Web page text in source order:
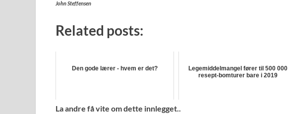
John Steffensen
Related posts:
Den gode lærer - hvem er det?
Legemiddelmangel fører til 500 000
resept-bomturer bare i 2019
La andre få vite om dette innlegget..